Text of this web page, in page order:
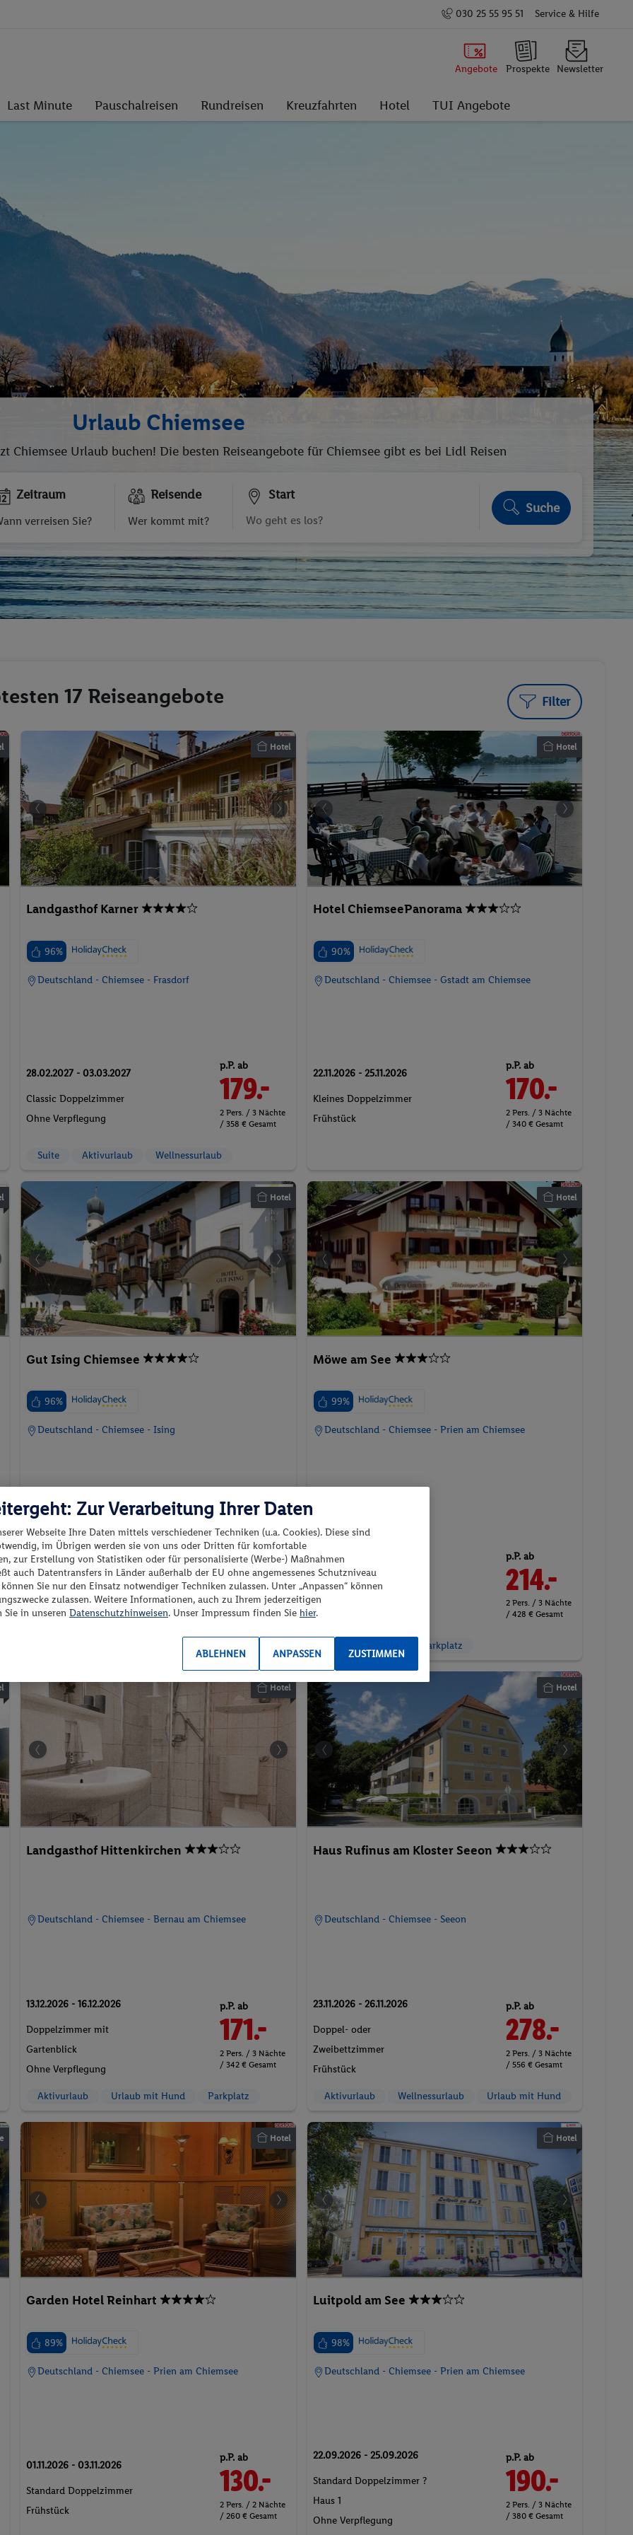
030 25 55 95 51 Service & Hilfe
Angebote Prospekte Newsletter
Last Minute Pauschalreisen Rundreisen Kreuzfahrten Hotel TUI Angebote
Urlaub Chiemsee
Chiemsee Urlaub buchen! Die besten Reiseangebote für Chiemsee gibt es bei Lidl Reisen
Zeitraum
verreisen Sie?
Reisende
Wer kommt mit?
Start
Suche
17 Reiseangebote Filter
Hotel
Landgasthof Karner
96%
Deutschland - Chiemsee - Frasdorf
28.02.2027 - 03.03.2027
Classic Doppelzimmer
Ohne Verpflegung
p.P. ab
179.-
2 Pers. / 3 Nächte
/ 358 € Gesamt
Suite Aktivurlaub Wellnessurlaub
Hotel
Hotel ChiemseePanorama
90%
Deutschland - Chiemsee - Gstadt am Chiemsee
22.11.2026 - 25.11.2026
Kleines Doppelzimmer
Frühstück
p.P. ab
170.-
2 Pers. / 3 Nächte
/ 340 € Gesamt
Hotel
Gut Ising Chiemsee
96%
Deutschland - Chiemsee - Ising
14.09.2026 - 16.09.2026
Doppelzimmer Standard
Promo
Frühstück
flexible Umbuchung &
Stornierung
p.P. ab
245.-
2 Pers. / 2 Nächte
/ 491 € Gesamt
Hotel
Möwe am See
99%
Deutschland - Chiemsee - Prien am Chiemsee
02.03.2027 - 05.03.2027
Doppelzimmer im
Dachgeschoss
Frühstück
p.P. ab
214.-
2 Pers. / 3 Nächte
/ 428 € Gesamt
Parkplatz
Hotel
Landgasthof Hittenkirchen
Deutschland - Chiemsee - Bernau am Chiemsee
13.12.2026 - 16.12.2026
Doppelzimmer mit
Gartenblick
Ohne Verpflegung
p.P. ab
171.-
2 Pers. / 3 Nächte
/ 342 € Gesamt
Aktivurlaub Urlaub mit Hund Parkplatz
Hotel
Haus Rufinus am Kloster Seeon
Deutschland - Chiemsee - Seeon
23.11.2026 - 26.11.2026
Doppel- oder
Zweibettzimmer
Frühstück
p.P. ab
278.-
2 Pers. / 3 Nächte
/ 556 € Gesamt
Aktivurlaub Wellnessurlaub Urlaub mit Hund
Hotel
Garden Hotel Reinhart
89%
Deutschland - Chiemsee - Prien am Chiemsee
01.11.2026 - 03.11.2026
Standard Doppelzimmer
Frühstück
p.P. ab
130.-
2 Pers. / 2 Nächte
/ 260 € Gesamt
Hotel
Luitpold am See
98%
Deutschland - Chiemsee - Prien am Chiemsee
22.09.2026 - 25.09.2026
Standard Doppelzimmer ?
Haus 1
Ohne Verpflegung
p.P. ab
190.-
2 Pers. / 3 Nächte
/ 380 € Gesamt
Zur Verarbeitung Ihrer Daten
Webseite Ihre Daten mittels verschiedener Techniken (u.a. Cookies). Diese sind
im Übrigen werden sie von uns oder Dritten für komfortable
zur Erstellung von Statistiken oder für personalisierte (Werbe-) Maßnahmen
auch Datentransfers in Länder außerhalb der EU ohne angemessenes Schutzniveau
Sie nur den Einsatz notwendiger Techniken zulassen. Unter „Anpassen“ können
zulassen. Weitere Informationen, auch zu Ihrem jederzeitigen
in unseren Datenschutzhinweisen. Unser Impressum finden Sie hier.
ZUSTIMMEN
ANPASSEN
ABLEHNEN